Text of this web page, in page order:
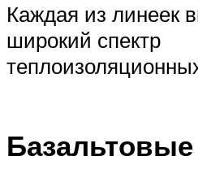
Каждая из линеек
широкий спектр
Базальтовые